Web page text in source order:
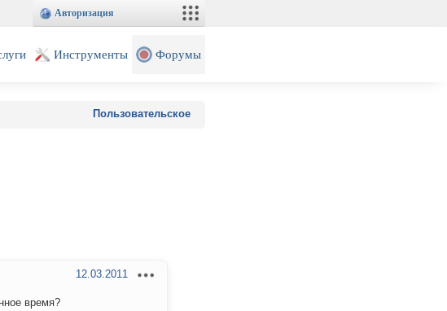
Авторизация
Инструменты Форумы
Пользовательское
12.03.2011
время?